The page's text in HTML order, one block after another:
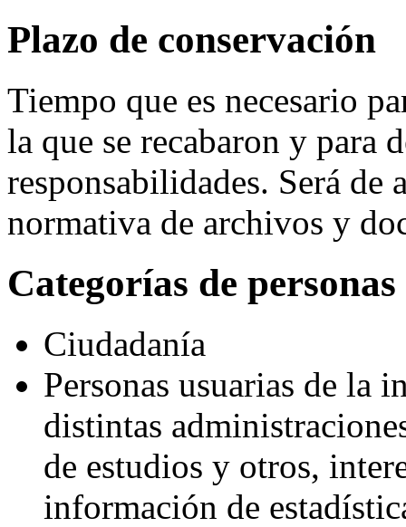
Plazo de conservación
Tiempo que es necesario
la que se recabaron y para
responsabilidades. Será
normativa de archivos y
Categorías de
Ciudadanía
Personas usuarias de la
distintas
de estudios y otros,
información de